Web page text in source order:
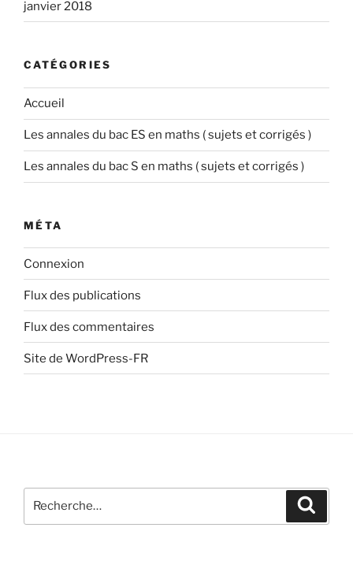
janvier 2018
CATÉGORIES
Accueil
Les annales du bac ES en maths ( sujets et corrigés )
Les annales du bac S en maths ( sujets et corrigés )
MÉTA
Connexion
Flux des publications
Flux des commentaires
Site de WordPress-FR
pour